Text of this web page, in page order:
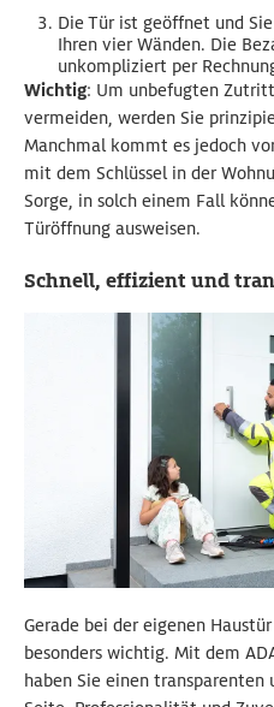
Die Tür ist geöffnet und
Ihren vier Wänden. Die
unkompliziert per
Wichtig: Um unbefugten
vermeiden, werden Sie
Manchmal kommt es jedoch
mit dem Schlüssel in der
Sorge, in solch einem Fall
Türöffnung ausweisen.
Schnell, effizient und
Gerade bei der eigenen
besonders wichtig. Mit dem
haben Sie einen transparenten